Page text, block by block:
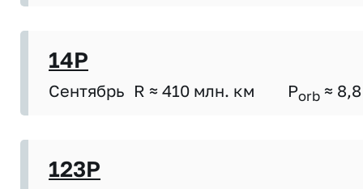
14P
Сентябрь R ≈ 410 млн. км Porb ≈ 8,8
123P